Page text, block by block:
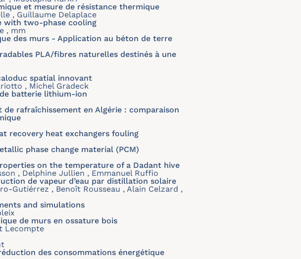
et mesure de résistance thermique
, Guillaume Delaplace
with two-phase cooling
, mm
des murs - Application au béton de terre
PLA/fibres naturelles destinés à une
spatial innovant
, Michel Gradeck
batterie lithium-ion
rafraîchissement en Algérie : comparaison
recovery heat exchangers fouling
phase change material (PCM)
on the temperature of a Dadant hive
, Delphine Jullien , Emmanuel Ruffio
de vapeur d’eau par distillation solaire
Gutiérrez , Benoît Rousseau , Alain Celzard ,
and simulations
de murs en ossature bois
Lecompte
des consommations énergétique